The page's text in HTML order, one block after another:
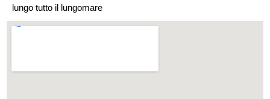
lungo tutto il lungomare